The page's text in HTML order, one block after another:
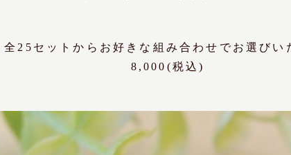
全25セットからお好きな組み合わせでお選び
8,000(税込)